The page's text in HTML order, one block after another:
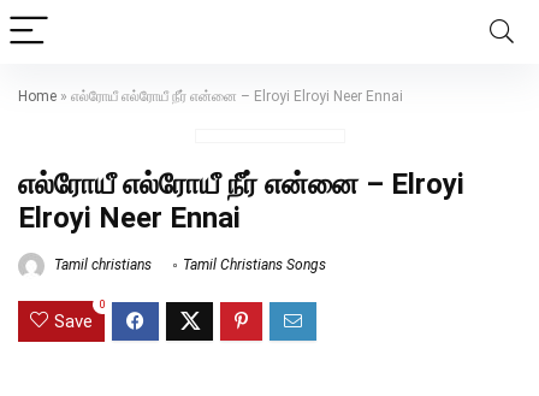
Home » எல்ரோயீ எல்ரோயீ நீர் என்னை – Elroyi Elroyi Neer Ennai
எல்ரோயீ எல்ரோயீ நீர் என்னை – Elroyi
Elroyi Neer Ennai
Tamil christians Tamil Christians Songs
Save
0